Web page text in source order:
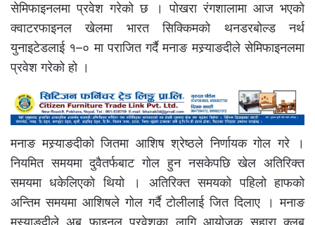
सेमिफाइनलमा प्रवेश गरेको छ । पोखरा रंगशालामा आज भएको
क्वाटरफाइनल खेलमा भारत सिक्किमको थनडरबोल्ड नर्थ
युनाइटेडलाई १–० मा पराजित गर्दै मनाङ मस्र्याङदीले सेमिफाइनलमा
प्रवेश गरेको हो ।
मनाङ मस्र्याङदीको जितमा आशिष श्रेष्ठले निर्णायक गोल गरे ।
नियमित समयमा दुवैतर्फबाट गोल हुन नसकेपछि खेल अतिरिक्त
समयमा धकेलिएको थियो । अतिरिक्त समयको पहिलो हाफको
अन्तिम समयमा आशिषले गोल गर्दै टोलीलाई जित दिलाए । मनाङ
मस्र्याङदीले अब फाइनल प्रवेशका लागि आयोजक सहारा क्लब